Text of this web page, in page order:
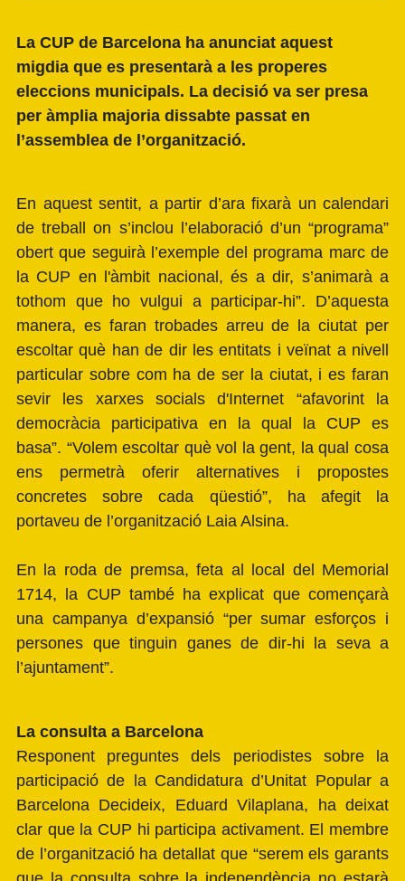
La CUP de Barcelona ha anunciat aquest
migdia que es presentarà a les properes
eleccions municipals. La decisió va ser presa
per àmplia majoria dissabte passat en
l’assemblea de l’organització.
En aquest sentit, a partir d’ara fixarà un calendari
de treball on s’inclou l’elaboració d’un “programa”
obert que seguirà l’exemple del programa marc de
la CUP en l'àmbit nacional, és a dir, s’animarà a
tothom que ho vulgui a participar-hi”. D’aquesta
manera, es faran trobades arreu de la ciutat per
escoltar què han de dir les entitats i veïnat a nivell
particular sobre com ha de ser la ciutat, i es faran
sevir les xarxes socials d'Internet “afavorint la
democràcia participativa en la qual la CUP es
basa”. “Volem escoltar què vol la gent, la qual cosa
ens permetrà oferir alternatives i propostes
concretes sobre cada qüestió”, ha afegit la
portaveu de l’organització Laia Alsina.
En la roda de premsa, feta al local del Memorial
1714, la CUP també ha explicat que començarà
una campanya d’expansió “per sumar esforços i
persones que tinguin ganes de dir-hi la seva a
l’ajuntament”.
La consulta a Barcelona
Responent preguntes dels periodistes sobre la
participació de la Candidatura d’Unitat Popular a
Barcelona Decideix, Eduard Vilaplana, ha deixat
clar que la CUP hi participa activament. El membre
de l’organització ha detallat que “serem els garants